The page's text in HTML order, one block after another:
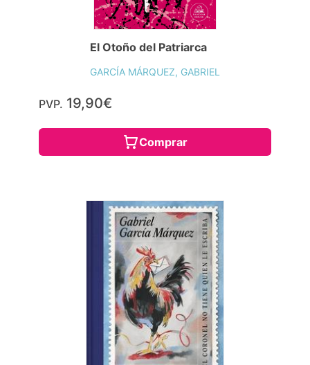
El Otoño del Patriarca
GARCÍA MÁRQUEZ, GABRIEL
PVP. 19,90€
Comprar